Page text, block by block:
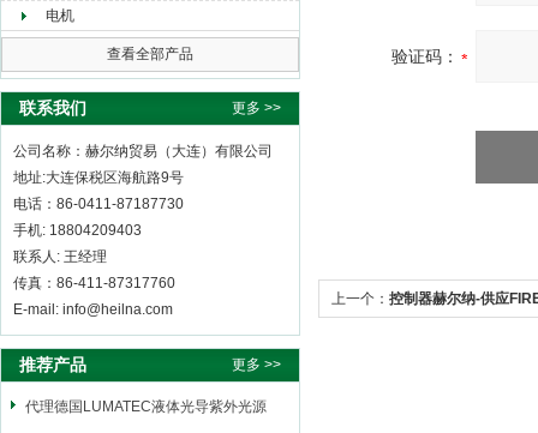
电机
查看全部产品
联系我们 更多 >>
公司名称：赫尔纳贸易（大连）有限公司
地址:大连保税区海航路9号
电话：86-0411-87187730
手机: 18804209403
联系人: 王经理
传真：86-411-87317760
E-mail: info@heilna.com
推荐产品 更多 >>
代理德国LUMATEC液体光导紫外光源
验证码：
上一个： 控制器赫尔纳-供应